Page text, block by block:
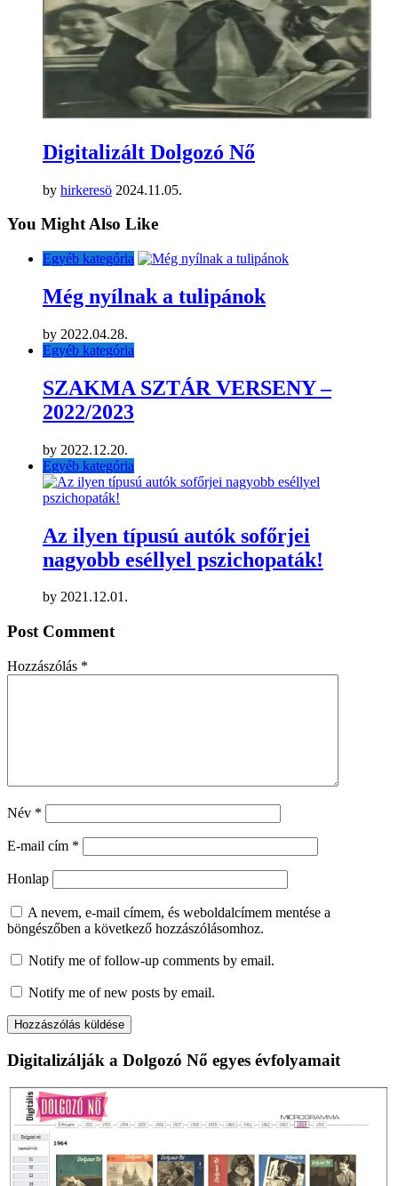
Digitalizált Dolgozó Nő
by hirkeresö 2024.11.05.
You Might Also Like
Egyéb kategória
Még nyílnak a tulipánok
by 2022.04.28.
Egyéb kategória
SZAKMA SZTÁR VERSENY –
2022/2023
by 2022.12.20.
Egyéb kategória
Az ilyen típusú autók sofőrjei
nagyobb eséllyel pszichopaták!
by 2021.12.01.
Post Comment
Hozzászólás *
Név *
E-mail cím *
Honlap
A nevem, e-mail címem, és weboldalcímem mentése a
böngészőben a következő hozzászólásomhoz.
Notify me of follow-up comments by email.
Notify me of new posts by email.
Digitalizálják a Dolgozó Nő egyes évfolyamait